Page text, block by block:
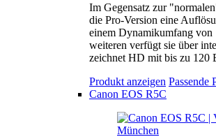
Im Gegensatz zur
die Pro-Version eine
einem Dynamikumfang von
weiteren verfügt sie über
zeichnet HD mit bis zu 120
Produkt anzeigen Passende
Canon EOS R5C